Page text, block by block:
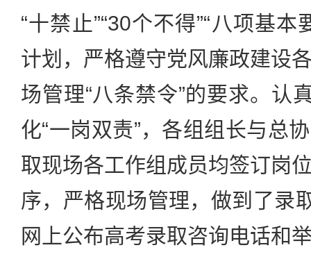
“十禁止”“30个不得”“八项基
计划，严格遵守党风廉政建设
场管理“八条禁令”的要求。认
化“一岗双责”，各组组长与总
取现场各工作组成员均签订岗
序，严格现场管理，做到了录
网上公布高考录取咨询电话和